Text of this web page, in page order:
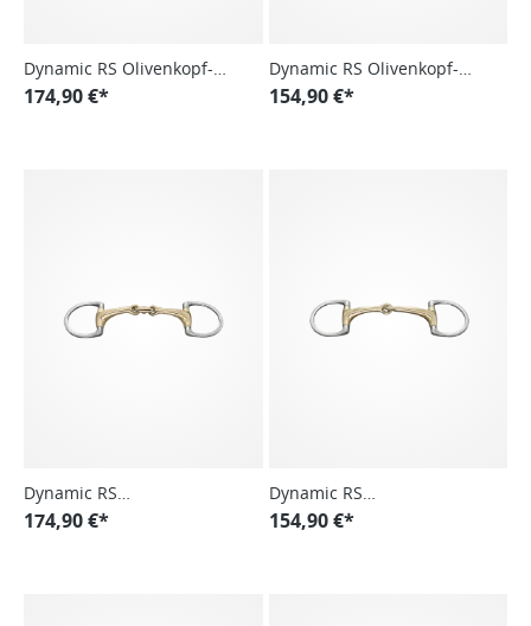
Dynamic RS Olivenkopf-
Unterlegtrense, doppelt
174,90 €*
Dynamic RS Olivenkopf-
Unterlegtrense, einfach
154,90 €*
Dynamic RS
Olivenkopfgebiss doppelt
174,90 €*
Dynamic RS
Olivenkopfgebiss, einfach
154,90 €*